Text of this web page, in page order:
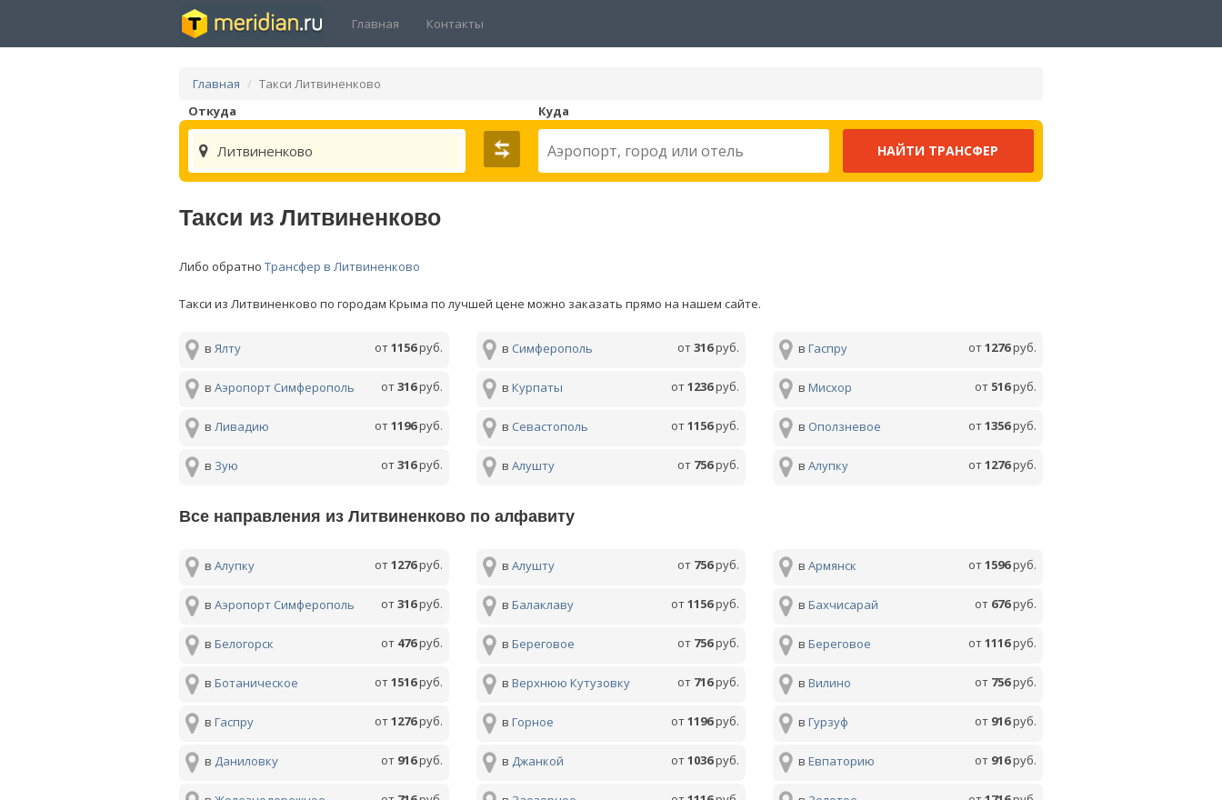
Главная Контакты
Главная
Такси Литвиненково
Откуда
Литвиненково
Куда
Такси из Литвиненково
Либо обратно Трансфер в Литвиненково
Такси из Литвиненково по городам Крыма по лучшей цене можно заказать прямо на нашем сайте.
от1156руб.
в Ялту от316руб.
в Симферополь от1276руб.
вГаспру
от316руб.
в Аэропорт Симферополь от1236руб.
в Курпаты от 516руб.
вМисхор
от1196руб.
в Ливадию от1156руб.
в Севастополь от1356руб.
в Оползневое
от316руб.
в Зую от 756руб.
в Алушту от1276руб.
вАлупку
Все направления из Литвиненково по алфавиту
от1276руб.
в Алупку от 756руб.
в Алушту от1596руб.
вАрмянск
от316руб.
в Аэропорт Симферополь от1156руб.
в Балаклаву от 676руб.
вБахчисарай
от 476руб.
в Белогорск от 756руб.
в Береговое от1116руб.
вБереговое
от1516руб.
в Ботаническое от 716руб.
в Верхнюю Кутузовку от 756руб.
вВилино
от1276руб.
в Гаспру от1196руб.
в Горное от 916руб.
вГурзуф
от 916руб.
в Даниловку от1036руб.
в Джанкой от 916руб.
вЕвпаторию